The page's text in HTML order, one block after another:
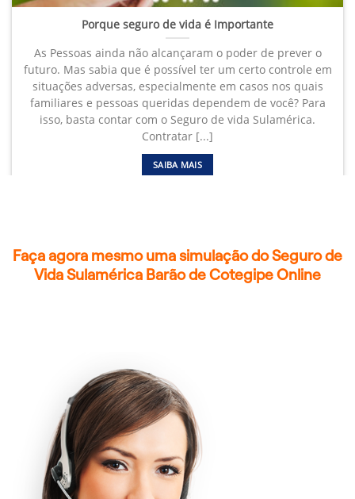
Porque seguro de vida é Importante
As Pessoas ainda não alcançaram o poder de prever o
futuro. Mas sabia que é possível ter um certo controle em
situações adversas, especialmente em casos nos quais
familiares e pessoas queridas dependem de você? Para
isso, basta contar com o Seguro de vida Sulamérica.
Contratar [...]
SAIBA MAIS
Faça agora mesmo uma simulação do Seguro de
Vida Sulamérica Barão de Cotegipe Online